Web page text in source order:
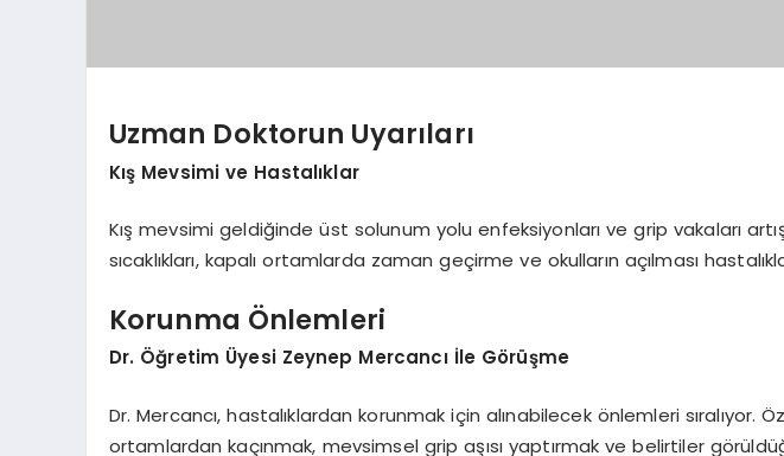
Uzman Doktorun Uyarıları
Kış Mevsimi ve Hastalıklar
Kış mevsimi geldiğinde üst solunum yolu enfeksiyonları ve grip vakaları
sıcaklıkları, kapalı ortamlarda zaman geçirme ve okulların açılması
Korunma Önlemleri
Dr. Öğretim Üyesi Zeynep Mercancı İle Görüşme
Dr. Mercancı, hastalıklardan korunmak için alınabilecek önlemleri sıralıyor.
ortamlardan kaçınmak, mevsimsel grip aşısı yaptırmak ve belirtiler